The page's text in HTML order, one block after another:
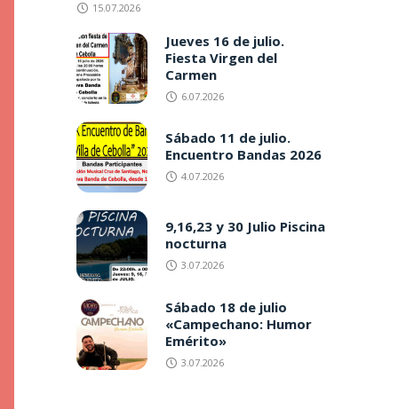
15.07.2026
Jueves 16 de julio.
Fiesta Virgen del
Carmen
6.07.2026
Sábado 11 de julio.
Encuentro Bandas 2026
4.07.2026
9,16,23 y 30 Julio Piscina
nocturna
3.07.2026
Sábado 18 de julio
«Campechano: Humor
Emérito»
3.07.2026